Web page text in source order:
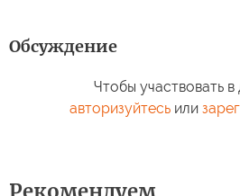
Обсуждение
Чтобы участвовать в
авторизуйтесьили